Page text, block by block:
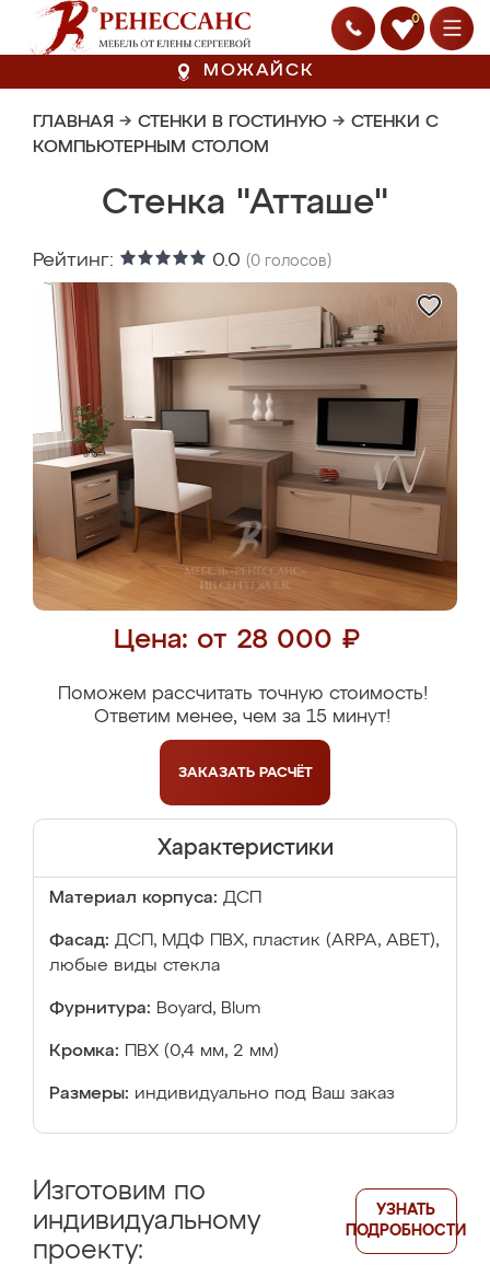
0
МОЖАЙСК
ГЛАВНАЯ → СТЕНКИ В ГОСТИНУЮ → СТЕНКИ С
КОМПЬЮТЕРНЫМ СТОЛОМ
Стенка "Атташе"
Рейтинг: 0.0 (0 голосов)
Цена: от 28 000 ₽
Поможем рассчитать точную стоимость!
Ответим менее, чем за 15 минут!
ЗАКАЗАТЬ РАСЧЁТ
Характеристики
Материал корпуса: ДСП
Фасад: ДСП, МДФ ПВХ, пластик (ARPA, ABET),
любые виды стекла
Фурнитура: Boyard, Blum
Кромка: ПВХ (0,4 мм, 2 мм)
Размеры: индивидуально под Ваш заказ
Изготовим по
индивидуальному
проекту:
УЗНАТЬ
ПОДРОБНОСТИ